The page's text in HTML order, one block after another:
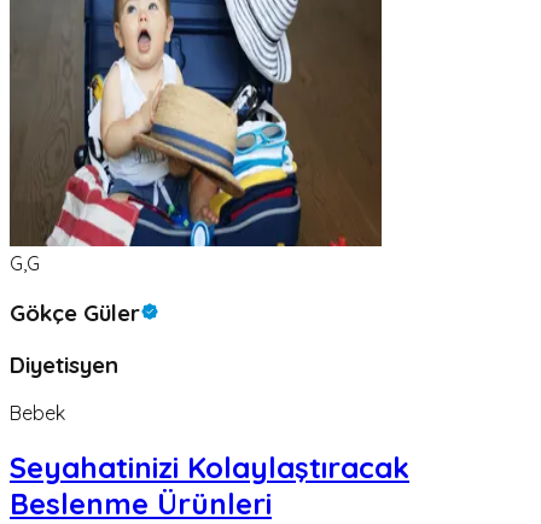
G,G
Gökçe Güler
Diyetisyen
Bebek
Seyahatinizi Kolaylaştıracak
Beslenme Ürünleri